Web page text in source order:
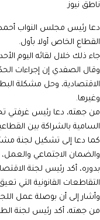
ناطق نيوز
دعا رئيس مجلس النواب أحمد
القطاع الخاص أولا بأول.
جاء ذلك خلال لقائه اليوم
وقال الصفدي إن إجراءات
الاقتصادية، وحل مشكلة
وغيرها.
من جهته، دعا رئيس غرفتي
السامية بالشراكة بين
كما دعا إلى تشكيل لجنة
والضمان الاجتماعي والعمل،
بدوره، أكد رئيس لجنة
التقاطعات القانونية التي
وأشار إلى أن بوصلة عمل
من جهته، أكد رئيس لجنة